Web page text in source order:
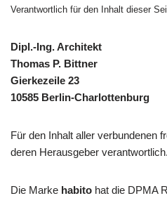
Verantwortlich für den Inhalt dieser
Dipl.-Ing. Architekt
Thomas P. Bittner
Gierkezeile 23
10585 Berlin-Charlottenburg
Für den Inhalt aller verbundenen
deren Herausgeber verantwortlich.
Die Marke habito hat die DPMA